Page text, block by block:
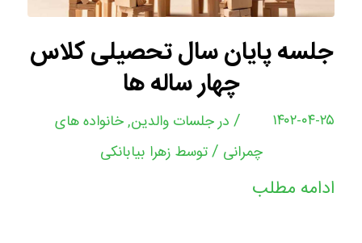
جلسه پایان سال تحصیلی کلاس
چهار ساله ها
۱۴۰۲-۰۴-۲۵ / درجلسات والدین,خانواده های
چمرانی /توسط زهرا بیابانکی
ادامه مطلب